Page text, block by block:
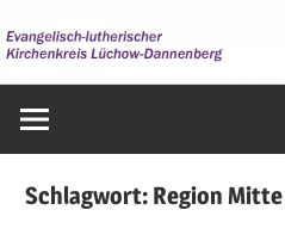
Inhalt
springen
im
Schlagwort: Region Mitte